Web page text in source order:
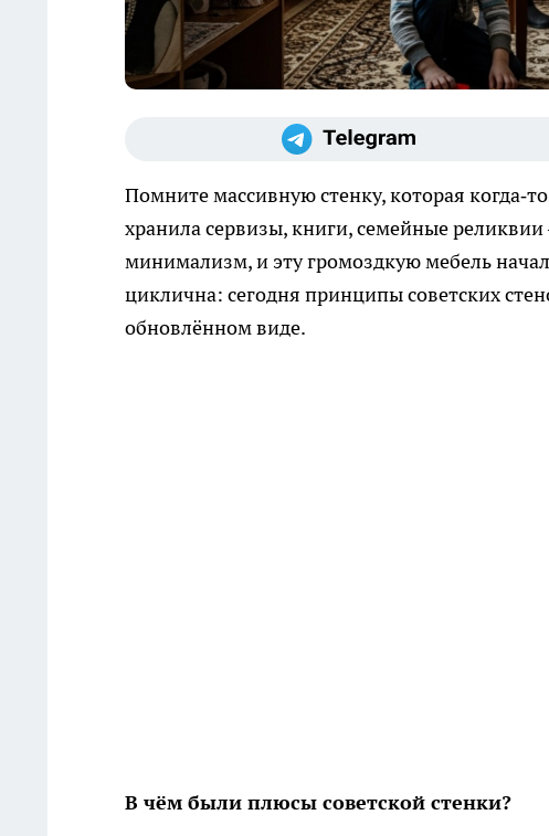
Помните массивную стенку, которая
хранила сервизы, книги, семейные
минимализм, и эту громоздкую мебель
циклична: сегодня принципы советских
обновлённом виде.
В чём были плюсы советской стенки?